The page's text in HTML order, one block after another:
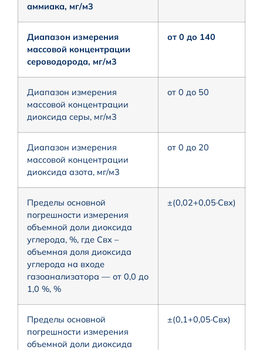
аммиака, мг/м3
Диапазон измерения
массовой концентрации
сероводорода, мг/м3
от 0 до 140
Диапазон измерения
массовой концентрации
диоксида серы, мг/м3
от 0 до 50
Диапазон измерения
массовой концентрации
диоксида азота, мг/м3
от 0 до 20
Пределы основной
погрешности измерения
объемной доли диоксида
углерода, %, где Свх –
объемная доля диоксида
углерода на входе
газоанализатора — от 0,0 до
1,0 %, %
±(0,02+0,05·Cвх)
Пределы основной
погрешности измерения
объемной доли диоксида
±(0,1+0,05·Cвх)